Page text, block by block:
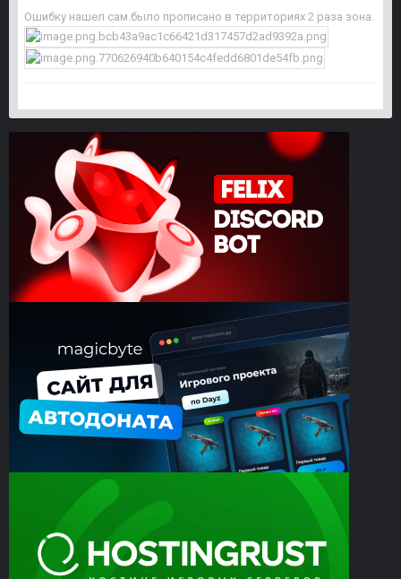
Ошибку нашел сам.было прописано в территориях 2 раза зона.